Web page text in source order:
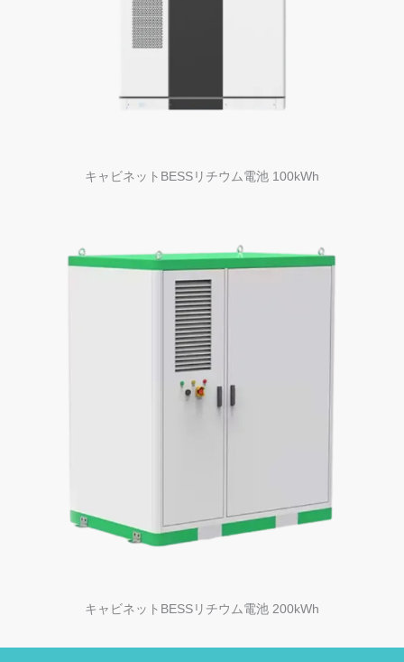
キャビネットBESSリチウム電池 100kWh
キャビネットBESSリチウム電池 200kWh